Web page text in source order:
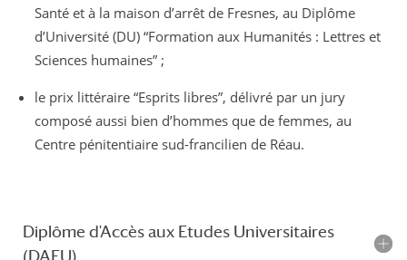
Santé et à la maison d’arrêt de Fresnes, au Diplôme
d’Université (DU) “Formation aux Humanités : Lettres et
Sciences humaines” ;
le prix littéraire “Esprits libres”, délivré par un jury
composé aussi bien d’hommes que de femmes, au
Centre pénitentiaire sud-francilien de Réau.
Diplôme d'Accès aux Etudes Universitaires
(DAEU)